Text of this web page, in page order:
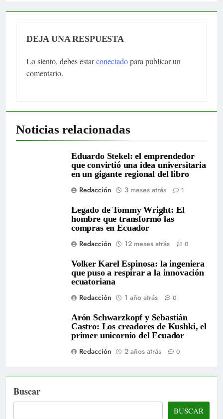
DEJA UNA RESPUESTA
Lo siento, debes estarconectadopara publicar un
comentario.
Noticias relacionadas
Eduardo Stekel: el emprendedor
que convirtió una idea universitaria
en un gigante regional del libro
Redacción
3 meses atrás 1
Legado de Tommy Wright: El
hombre que transformó las
compras en Ecuador
Redacción
12 meses atrás 0
Volker Karel Espinosa: la ingeniera
que puso a respirar a la innovación
ecuatoriana
Redacción
1 año atrás 0
Arón Schwarzkopf y Sebastián
Castro: Los creadores de Kushki, el
primer unicornio del Ecuador
Redacción
2 años atrás 0
Buscar
BUSCAR